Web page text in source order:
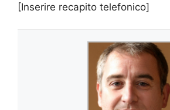
[Inserire recapito telefonico]